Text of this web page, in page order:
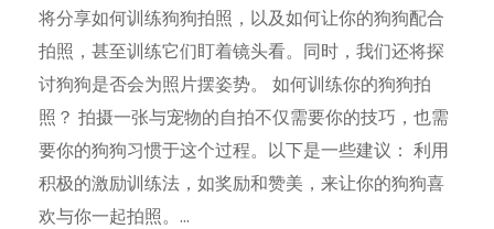
将分享如何训练狗狗拍照，以及如何让你的狗狗配合
拍照，甚至训练它们盯着镜头看。同时，我们还将探
讨狗狗是否会为照片摆姿势。 如何训练你的狗狗拍
照？ 拍摄一张与宠物的自拍不仅需要你的技巧，也需
要你的狗狗习惯于这个过程。以下是一些建议： 利用
积极的激励训练法，如奖励和赞美，来让你的狗狗喜
欢与你一起拍照。...